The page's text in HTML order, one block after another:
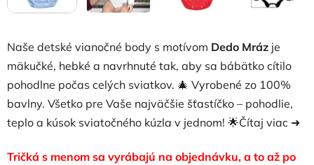
Naše detské vianočné body s motívom Dedo Mráz je
mäkučké, hebké a navrhnuté tak, aby sa bábätko cítilo
pohodlne počas celých sviatkov. 🎄 Vyrobené zo 100%
bavlny. Všetko pre Vaše najväčšie šťastíčko – pohodlie,
teplo a kúsok sviatočného kúzla v jednom! 🌟Čítaj viac ➜
Tričká s menom sa vyrábajú na objednávku, a to až po